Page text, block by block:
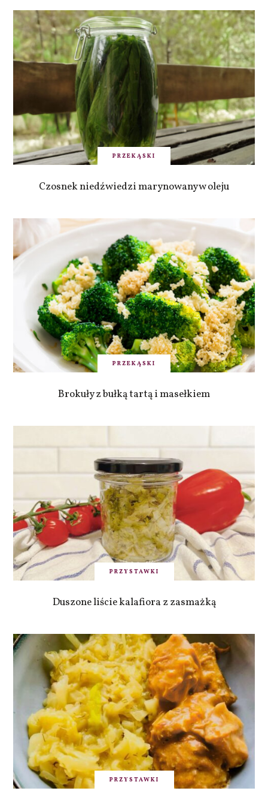
PRZEKĄSKI
Czosnek niedźwiedzi marynowany w oleju
PRZEKĄSKI
Brokuły z bułką tartą i masełkiem
PRZYSTAWKI
Duszone liście kalafiora z zasmażką
PRZYSTAWKI